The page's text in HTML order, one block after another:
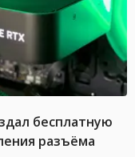
бесплатную
разъёма